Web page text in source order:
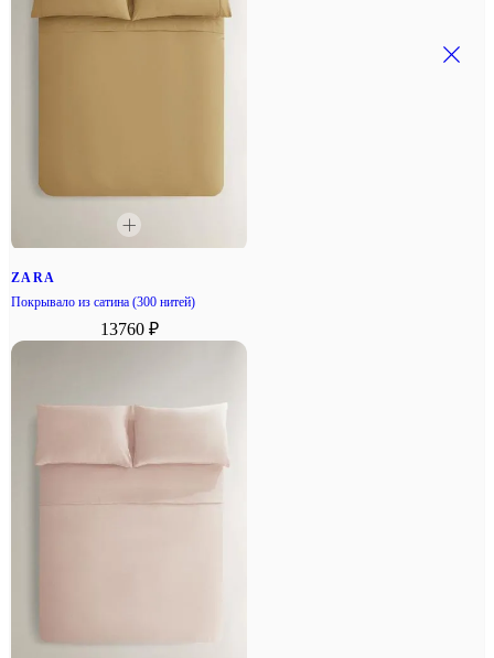
ZARA
Покрывало из сатина (300 нитей)
13760 ₽